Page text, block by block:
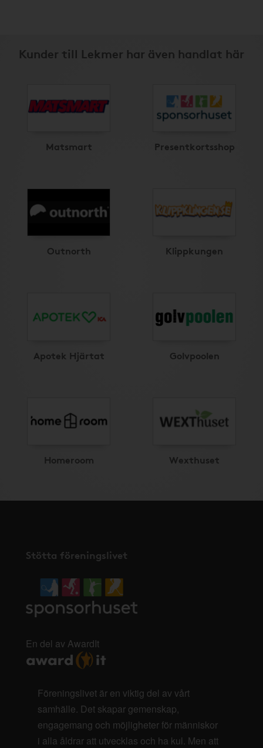
Kunder till Lekmer har även handlat här
Matsmart Presentkortsshop
Outnorth Klippkungen
Apotek Hjärtat Golvpoolen
Homeroom Wexthuset
Stötta föreningslivet
En del av AwardIt
Föreningslivet är en viktig del av vårt
samhälle. Det skapar gemenskap,
engagemang och möjligheter för människor
i alla åldrar att utvecklas och ha kul. Men att